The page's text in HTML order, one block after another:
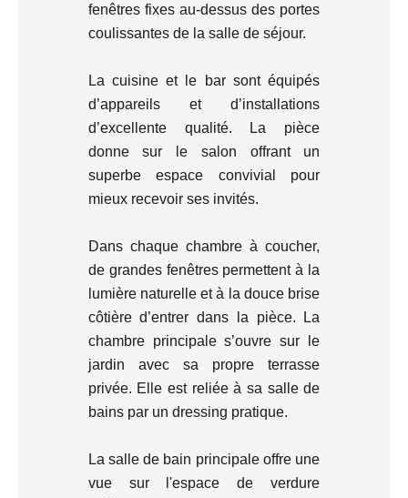
fenêtres fixes au-dessus des portes
coulissantes de la salle de séjour.
La cuisine et le bar sont équipés
d’appareils et d’installations
d’excellente qualité. La pièce
donne sur le salon offrant un
superbe espace convivial pour
mieux recevoir ses invités.
Dans chaque chambre à coucher,
de grandes fenêtres permettent à la
lumière naturelle et à la douce brise
côtière d’entrer dans la pièce. La
chambre principale s’ouvre sur le
jardin avec sa propre terrasse
privée. Elle est reliée à sa salle de
bains par un dressing pratique.
La salle de bain principale offre une
vue sur l'espace de verdure